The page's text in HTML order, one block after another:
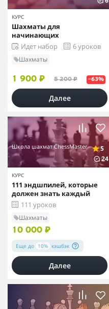
КУРС
Шахматы для
начинающих
Идет набор
6 уроков
Шахматы
1 900 ₽ 5 200 ₽ –63%
Далее
Школа шахмат ChessMaster
5
24
КУРС
111 эндшпилей, которые
должен знать каждый
111 уроков
Шахматы
10 000 ₽
Еще до 10% кэшбэк
Далее